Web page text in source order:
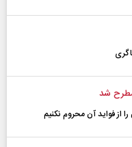
مطرح شد
از فواید آن محروم نکنیم